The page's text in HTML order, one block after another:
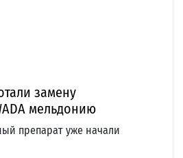
замену
мельдонию
препарат уже начали